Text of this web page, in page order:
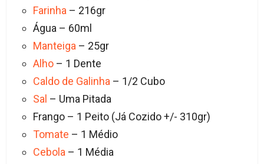
Farinha– 216gr
Água – 60ml
Manteiga– 25gr
Alho– 1 Dente
Caldo de Galinha– 1/2 Cubo
Sal – Uma Pitada
Frango – 1 Peito (Já Cozido +/- 310gr)
Tomate – 1 Médio
Cebola– 1 Média